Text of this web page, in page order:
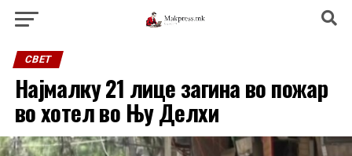
СВЕТ
Најмалку 21 лице загина во пожар
во хотел во Њу Делхи